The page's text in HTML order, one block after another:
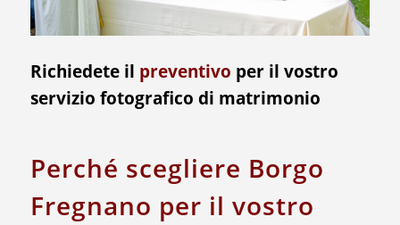
Richiedete il preventivo per il vostro
servizio fotografico di matrimonio
Perché scegliere Borgo
Fregnano per il vostro